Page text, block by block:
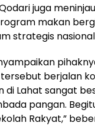
juga
makan
strategis
berjalan
Lahat sangat
pangan.
Rakyat,”